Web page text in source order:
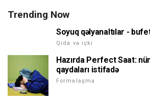
Trending Now
Soyuq qəlyanaltılar -
Qida və içki
Hazırda Perfect Saat:
qaydaları istifadə
Formalaşma